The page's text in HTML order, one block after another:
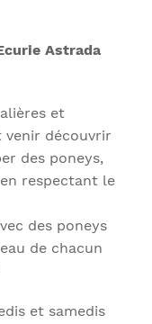
Astrada
et
venir découvrir
des poneys,
respectant le
des poneys
de chacun
et samedis